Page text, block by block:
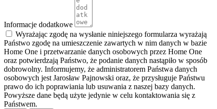
Informacje dodatkowe
Wyrażając zgodę na wysłanie niniejszego formularza wyrażają
Państwo zgodę na umieszczenie zawartych w nim danych w bazie
Home One i przetwarzanie danych osobowych przez Home One
oraz potwierdzają Państwo, że podanie danych nastąpiło w sposób
dobrowolny. Informujemy, że administratorem Państwa danych
osobowych jest Jarosław Pajnowski oraz, że przysługuje Państwu
prawo do ich poprawiania lub usuwania z naszej bazy danych.
Powyższe dane będą użyte jedynie w celu kontaktowania się z
Państwem.